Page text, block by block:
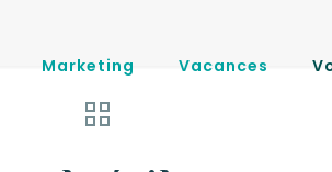
Marketing Vacances